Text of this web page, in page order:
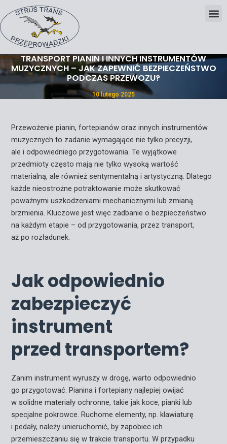
to
content
TRANSPORT PIANIN I INNYCH INSTRUMENTÓW
MUZYCZNYCH – JAK ZAPEWNIĆ BEZPIECZEŃSTWO
PODCZAS PRZEWOZU?
10 lutego 2025
Przewożenie pianin, fortepianów oraz innych instrumentów
muzycznych to zadanie wymagające nie tylko precyzji,
ale i odpowiedniego przygotowania. Te wyjątkowe
przedmioty często mają nie tylko wysoką wartość
materialną, ale również sentymentalną i artystyczną. Dlatego
każde nieostrożne potraktowanie może skutkować
poważnymi uszkodzeniami mechanicznymi lub zmianą
brzmienia. Kluczowe jest więc zadbanie o bezpieczeństwo
na każdym etapie – od przygotowania, przez transport,
aż po rozładunek.
Jak odpowiednio
zabezpieczyć
instrument
przed transportem?
Zanim instrument wyruszy w drogę, warto odpowiednio
go przygotować. Pianina i fortepiany najlepiej owijać
w solidne materiały ochronne, takie jak koce, pianki lub
specjalne pokrowce. Ruchome elementy, np. klawiaturę
i pedały, należy unieruchomić, by zapobiec ich
przemieszczaniu się w trakcie transportu. W przypadku
navigation